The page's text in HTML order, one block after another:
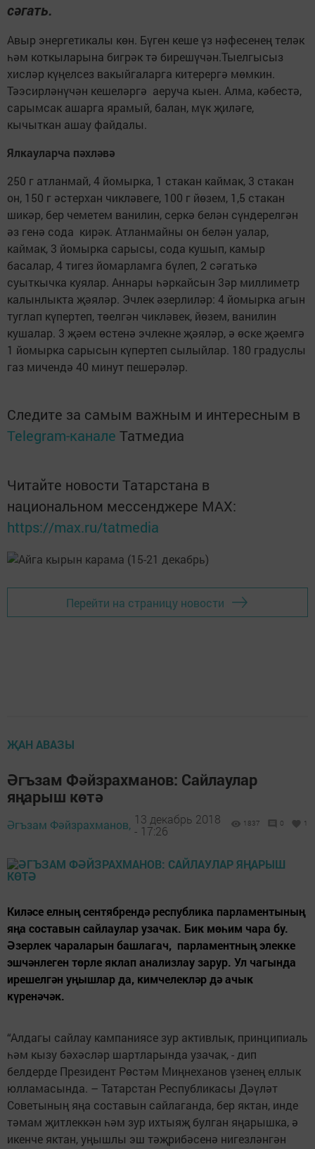
сәгать.
Авыр энергетикалы көн. Бүген кеше үз нәфесенең теләк
һәм коткыларына бигрәк тә бирешүчән.Тыелгысыз
хисләр күңелсез вакыйгаларга китерергә мөмкин.
Тәэсирләнүчән кешеләргә аеруча кыен. Алма, кәбестә,
сарымсак ашарга ярамый, балан, мүк җиләге,
кычыткан ашау файдалы.
Ялкауларча пәхләвә
250 г атланмай, 4 йомырка, 1 стакан каймак, 3 стакан
он, 150 г әстерхан чикләвеге, 100 г йөзем, 1,5 стакан
шикәр, бер чеметем ванилин, серкә белән сүндерелгән
әз генә сода кирәк. Атланмайны он белән уалар,
каймак, 3 йомырка сарысы, сода кушып, камыр
басалар, 4 тигез йомарламга бүлеп, 2 сәгатькә
суыткычка куялар. Аннары һәркайсын 3әр миллиметр
калынлыкта җәяләр. Эчлек әзерлиләр: 4 йомырка агын
туглап күпертеп, төелгән чикләвек, йөзем, ванилин
кушалар. 3 җәем өстенә эчлекне җәяләр, ә өске җәемгә
1 йомырка сарысын күпертеп сылыйлар. 180 градуслы
газ мичендә 40 минут пешерәләр.
Следите за самым важным и интересным в
Telegram-канале Татмедиа
Читайте новости Татарстана в
национальном мессенджере MАХ:
https://max.ru/tatmedia
Перейти на страницу новости
ҖАН АВАЗЫ
Әгъзам Фәйзрахманов: Сайлаулар
яңарыш көтә
Әгъзам Фәйзрахманов, 13 декабрь 2018
- 17:26
1837 0 1
Киләсе елның сентябрендә республика парламентының
яңа составын сайлаулар узачак. Бик мөһим чара бу.
Әзерлек чараларын башлагач, парламентның элекке
эшчәнлеген төрле яклап анализлау зарур. Ул чагында
ирешелгән уңышлар да, кимчелекләр дә ачык
күренәчәк.
“Алдагы сайлау кампаниясе зур активлык, принципиаль
һәм кызу бәхәсләр шартларында узачак, - дип
белдерде Президент Рөстәм Миңнеханов үзенең еллык
юлламасында. – Татарстан Республикасы Дәүләт
Советының яңа составын сайлаганда, бер яктан, инде
тәмам җитлеккән һәм зур ихтыяҗ булган яңарышка, ә
икенче яктан, уңышлы эш тәҗрибәсенә нигезләнгән